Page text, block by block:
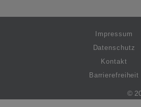
Impressum
Datenschutz
Kontakt
Barrierefreiheit
©